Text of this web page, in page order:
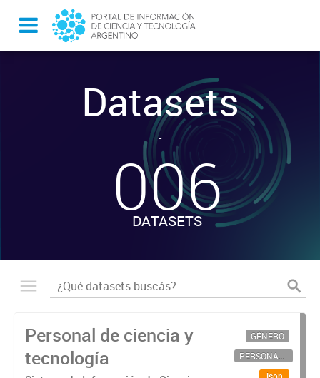
Datasets
-
006
DATASETS
Personal de ciencia y
tecnología
GÉNERO
PERSONAL CIENTÍFICO-TECNOLÓGICO
json